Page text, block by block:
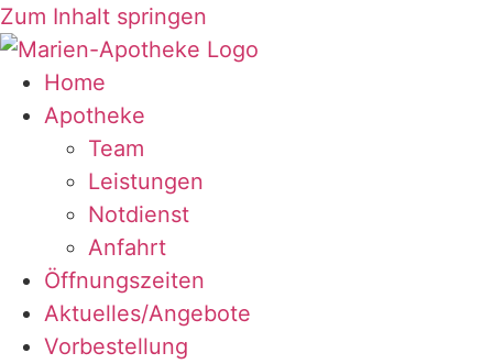
Zum Inhalt springen
Home
Apotheke
Team
Leistungen
Notdienst
Anfahrt
Öffnungszeiten
Aktuelles/Angebote
Vorbestellung